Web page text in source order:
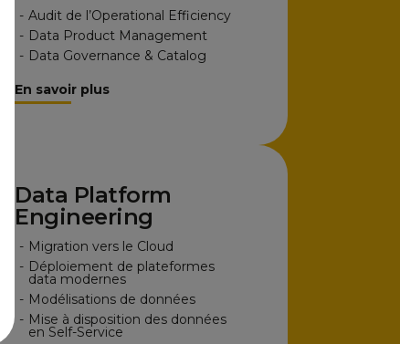
- Audit de l’Operational Efficiency
- Data Product Management
- Data Governance & Catalog
En savoir plus
Data Platform
Engineering
- Migration vers le Cloud
- Déploiement de plateformes
data modernes
- Modélisations de données
- Mise à disposition des données
en Self-Service